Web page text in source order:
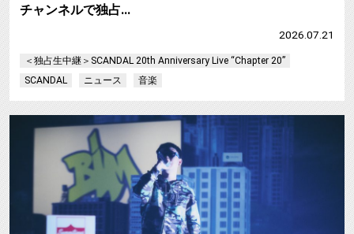
チャンネルで独占…
2026.07.21
＜独占生中継＞SCANDAL 20th Anniversary Live “Chapter 20”
SCANDAL
ニュース 音楽